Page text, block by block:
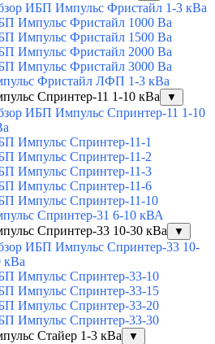
ИБП Импульс Фристайл 1-3 кВа
Импульс Фристайл 1000 Ва
Импульс Фристайл 1500 Ва
Импульс Фристайл 2000 Ва
Импульс Фристайл 3000 Ва
Фристайл ЛФП 1-3 кВа
Спринтер-11 1-10 кВа
▼
ИБП Импульс Спринтер-11 1-10
Импульс Спринтер-11-1
Импульс Спринтер-11-2
Импульс Спринтер-11-3
Импульс Спринтер-11-6
Импульс Спринтер-11-10
Спринтер-31 6-10 кВА
Спринтер-33 10-30 кВа
▼
ИБП Импульс Спринтер-33 10-
кВа
Импульс Спринтер-33-10
Импульс Спринтер-33-15
Импульс Спринтер-33-20
Импульс Спринтер-33-30
Стайер 1-3 кВа
▼